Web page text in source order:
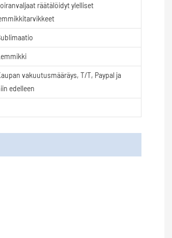
räätälöidyt ylelliset
vakuutusmääräys, T/T, Paypal ja
edelleen